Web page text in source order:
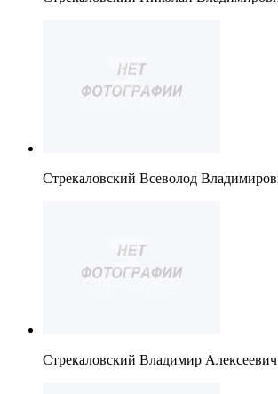
Стрекаловский Всеволод
Стрекаловский Владимир Алексеевич